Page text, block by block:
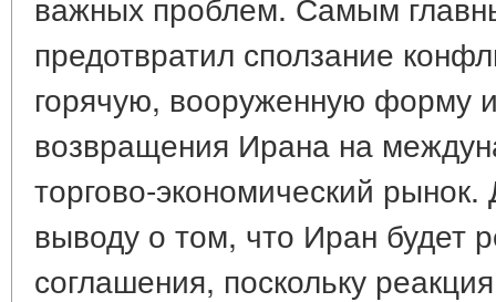
предотвратил сползание
горячую, вооруженную форму
возвращения Ирана на
торгово-экономический
выводу о том, что Иран будет
соглашения, поскольку